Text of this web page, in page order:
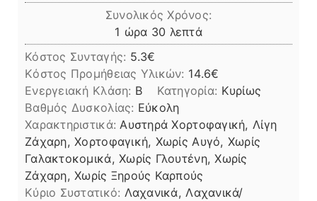
Συνολικός Χρόνος:
1 ώρα
ώρα 30 λεπτά
λεπτά
Κόστος Συνταγής: 5.3€
Kόστος Προμήθειας Υλικών: 14.6
Ενεργειακή Κλάση: B Κατηγορία: Κυρίως
Βαθμός Δυσκολίας: Εύκολη
Χαρακτηριστικά: Αυστηρά Χορτοφαγική, Λίγη
Ζάχαρη, Χορτοφαγική, Χωρίς Αυγό, Χωρίς
Γαλακτοκομικά, Χωρίς Γλουτένη, Χωρίς
Ζάχαρη, Χωρίς Ξηρούς Καρπούς
Kύριο Συστατικό: Λαχανικά, Λαχανικά/